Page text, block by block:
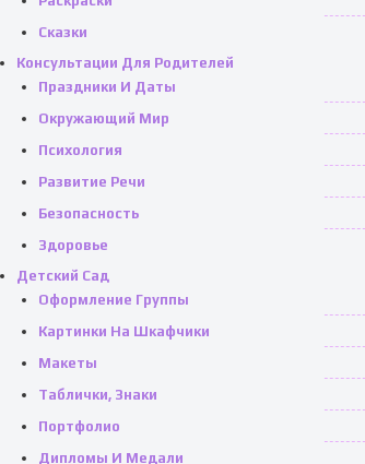
Сказки
Консультации Для Родителей
Праздники И Даты
Окружающий Мир
Психология
Развитие Речи
Безопасность
Здоровье
Детский Сад
Оформление Группы
Картинки На Шкафчики
Макеты
Таблички, Знаки
Портфолио
Дипломы И Медали